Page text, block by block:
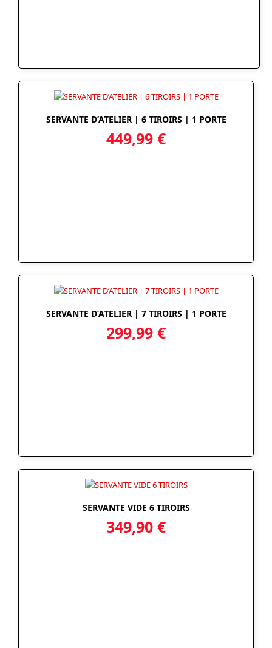
SERVANTE D’ATELIER | 6 TIROIRS | 1 PORTE
449,99 €
SERVANTE D’ATELIER | 7 TIROIRS | 1 PORTE
299,99 €
SERVANTE VIDE 6 TIROIRS
349,90 €